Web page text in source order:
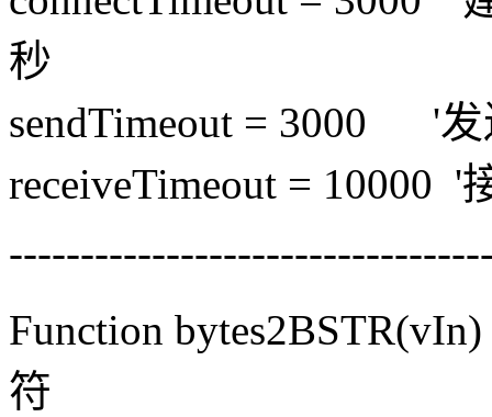
秒
sendTimeout = 3000 '发
receiveTimeout = 10000 '
Function
符